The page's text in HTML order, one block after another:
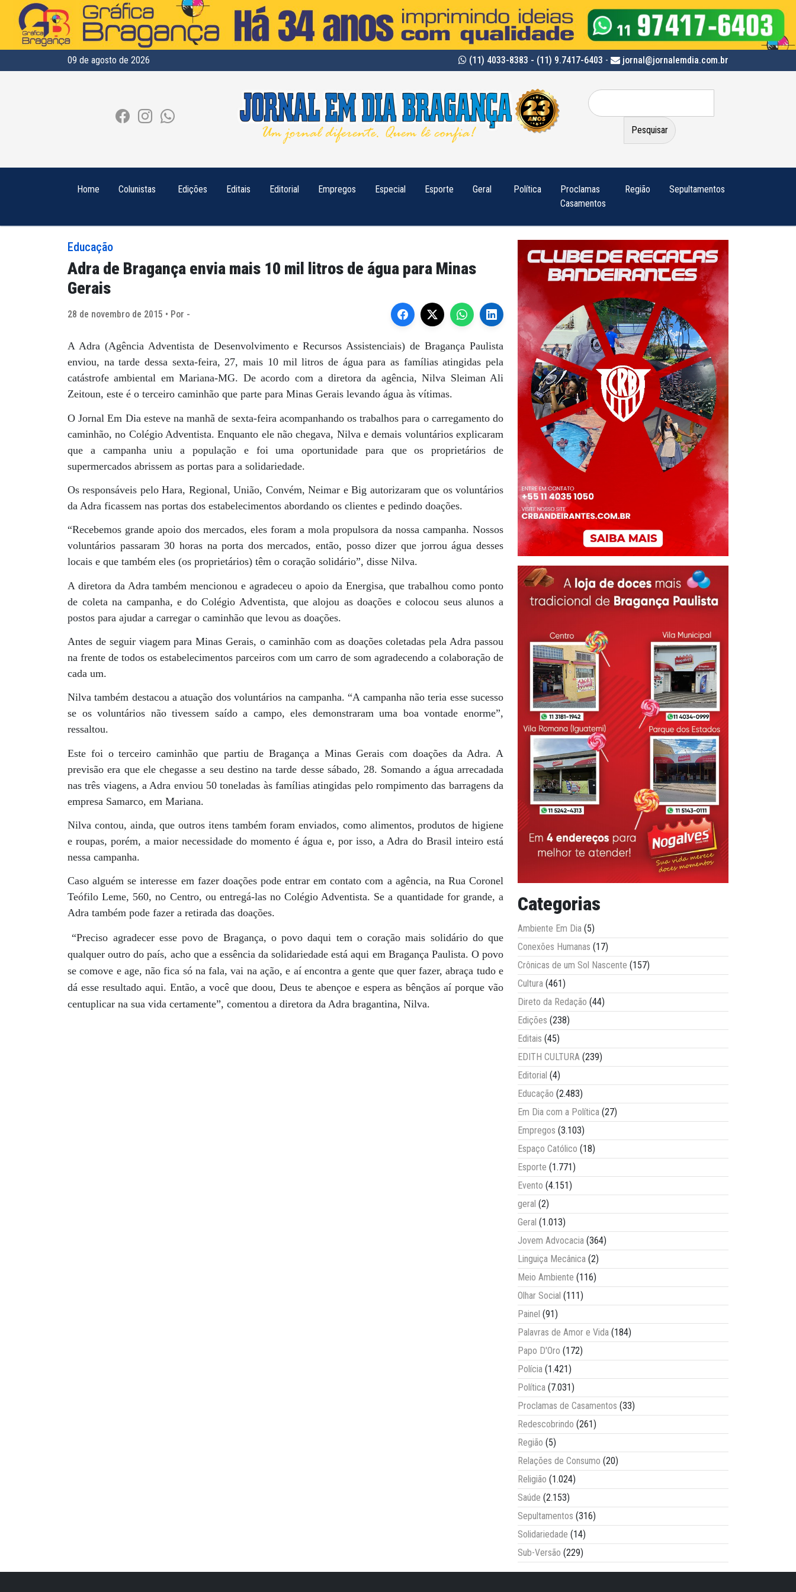
09 de agosto de 2026 (11) 4033-8383 - (11) 9.7417-6403 - jornal@jornalemdia.com.br
Pesquisar
por:
Home Colunistas Edições Editais Editorial Empregos Especial Esporte Geral Política
Proclamas
Casamentos
Região Sepultamentos
Educação
Adra de Bragança envia mais 10 mil litros de água para Minas
Gerais
28 de novembro de 2015 • Por -
A Adra (Agência Adventista de Desenvolvimento e Recursos Assistenciais) de Bragança Paulista
enviou, na tarde dessa sexta-feira, 27, mais 10 mil litros de água para as famílias atingidas pela
catástrofe ambiental em Mariana-MG. De acordo com a diretora da agência, Nilva Sleiman Ali
Zeitoun, este é o terceiro caminhão que parte para Minas Gerais levando água às vítimas.
O Jornal Em Dia esteve na manhã de sexta-feira acompanhando os trabalhos para o carregamento do
caminhão, no Colégio Adventista. Enquanto ele não chegava, Nilva e demais voluntários explicaram
que a campanha uniu a população e foi uma oportunidade para que os proprietários de
supermercados abrissem as portas para a solidariedade.
Os responsáveis pelo Hara, Regional, União, Convém, Neimar e Big autorizaram que os voluntários
da Adra ficassem nas portas dos estabelecimentos abordando os clientes e pedindo doações.
“Recebemos grande apoio dos mercados, eles foram a mola propulsora da nossa campanha. Nossos
voluntários passaram 30 horas na porta dos mercados, então, posso dizer que jorrou água desses
locais e que também eles (os proprietários) têm o coração solidário”, disse Nilva.
A diretora da Adra também mencionou e agradeceu o apoio da Energisa, que trabalhou como ponto
de coleta na campanha, e do Colégio Adventista, que alojou as doações e colocou seus alunos a
postos para ajudar a carregar o caminhão que levou as doações.
Antes de seguir viagem para Minas Gerais, o caminhão com as doações coletadas pela Adra passou
na frente de todos os estabelecimentos parceiros com um carro de som agradecendo a colaboração de
cada um.
Nilva também destacou a atuação dos voluntários na campanha. “A campanha não teria esse sucesso
se os voluntários não tivessem saído a campo, eles demonstraram uma boa vontade enorme”,
ressaltou.
Este foi o terceiro caminhão que partiu de Bragança a Minas Gerais com doações da Adra. A
previsão era que ele chegasse a seu destino na tarde desse sábado, 28. Somando a água arrecadada
nas três viagens, a Adra enviou 50 toneladas às famílias atingidas pelo rompimento das barragens da
empresa Samarco, em Mariana.
Nilva contou, ainda, que outros itens também foram enviados, como alimentos, produtos de higiene
e roupas, porém, a maior necessidade do momento é água e, por isso, a Adra do Brasil inteiro está
nessa campanha.
Caso alguém se interesse em fazer doações pode entrar em contato com a agência, na Rua Coronel
Teófilo Leme, 560, no Centro, ou entregá-las no Colégio Adventista. Se a quantidade for grande, a
Adra também pode fazer a retirada das doações.
“Preciso agradecer esse povo de Bragança, o povo daqui tem o coração mais solidário do que
qualquer outro do país, acho que a essência da solidariedade está aqui em Bragança Paulista. O povo
se comove e age, não fica só na fala, vai na ação, e aí encontra a gente que quer fazer, abraça tudo e
dá esse resultado aqui. Então, a você que doou, Deus te abençoe e espera as bênçãos aí porque vão
centuplicar na sua vida certamente”, comentou a diretora da Adra bragantina, Nilva.
Categorias
Ambiente Em Dia (5)
Conexões Humanas (17)
Crônicas de um Sol Nascente (157)
Cultura (461)
Direto da Redação (44)
Edições (238)
Editais (45)
EDITH CULTURA (239)
Editorial (4)
Educação (2.483)
Em Dia com a Política (27)
Empregos (3.103)
Espaço Católico (18)
Esporte (1.771)
Evento (4.151)
geral (2)
Geral (1.013)
Jovem Advocacia (364)
Linguiça Mecânica (2)
Meio Ambiente (116)
Olhar Social (111)
Painel (91)
Palavras de Amor e Vida (184)
Papo D'Oro (172)
Polícia (1.421)
Política (7.031)
Proclamas de Casamentos (33)
Redescobrindo (261)
Região (5)
Relações de Consumo (20)
Religião (1.024)
Saúde (2.153)
Sepultamentos (316)
Solidariedade (14)
Sub-Versão (229)